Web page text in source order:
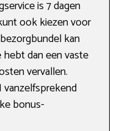
is 7 dagen
ook kiezen voor
kan
hebt dan een vaste
vervallen.
bonus-